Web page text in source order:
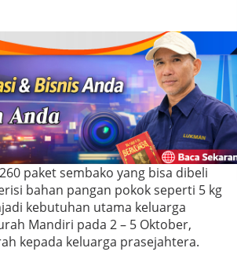
paket sembako yang bisa dibeli
bahan pangan pokok seperti 5 kg
kebutuhan utama keluarga
Mandiri pada 2 – 5 Oktober,
kepada keluarga prasejahtera.